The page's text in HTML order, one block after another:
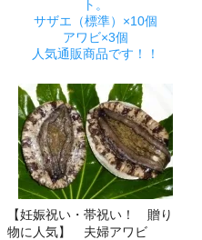
ト。
サザエ（標準）×10個
アワビ×3個
人気通販商品です！！
【妊娠祝い・帯祝い！ 贈り
物に人気】 夫婦アワビ